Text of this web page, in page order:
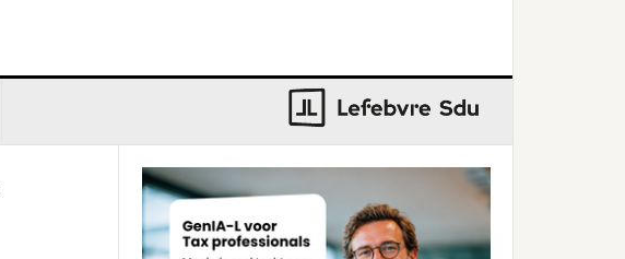
Sidebar